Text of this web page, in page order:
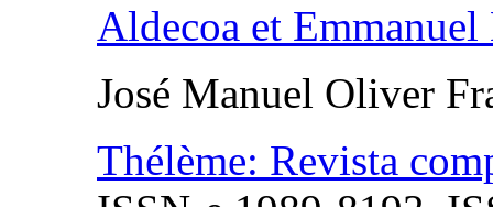
Aldecoa et Emmanuel
José Manuel Oliver
Thélème: Revista